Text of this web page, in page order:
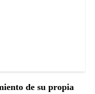
de su propia